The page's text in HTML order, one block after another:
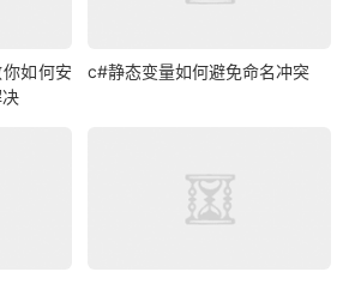
如何安
c#静态变量如何避免命名冲突